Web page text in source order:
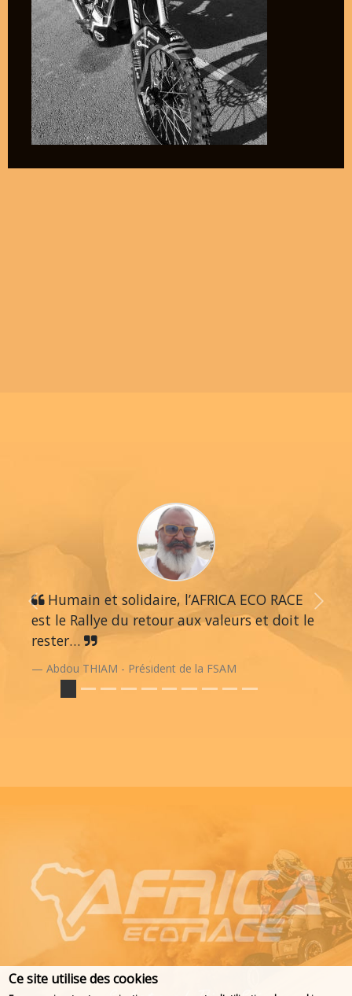
Humain et solidaire, l’AFRICA ECO RACE
est le Rallye du retour aux valeurs et doit le
rester…
Abdou THIAM - Président de la FSAM
Previous Next
Ce site utilise des cookies